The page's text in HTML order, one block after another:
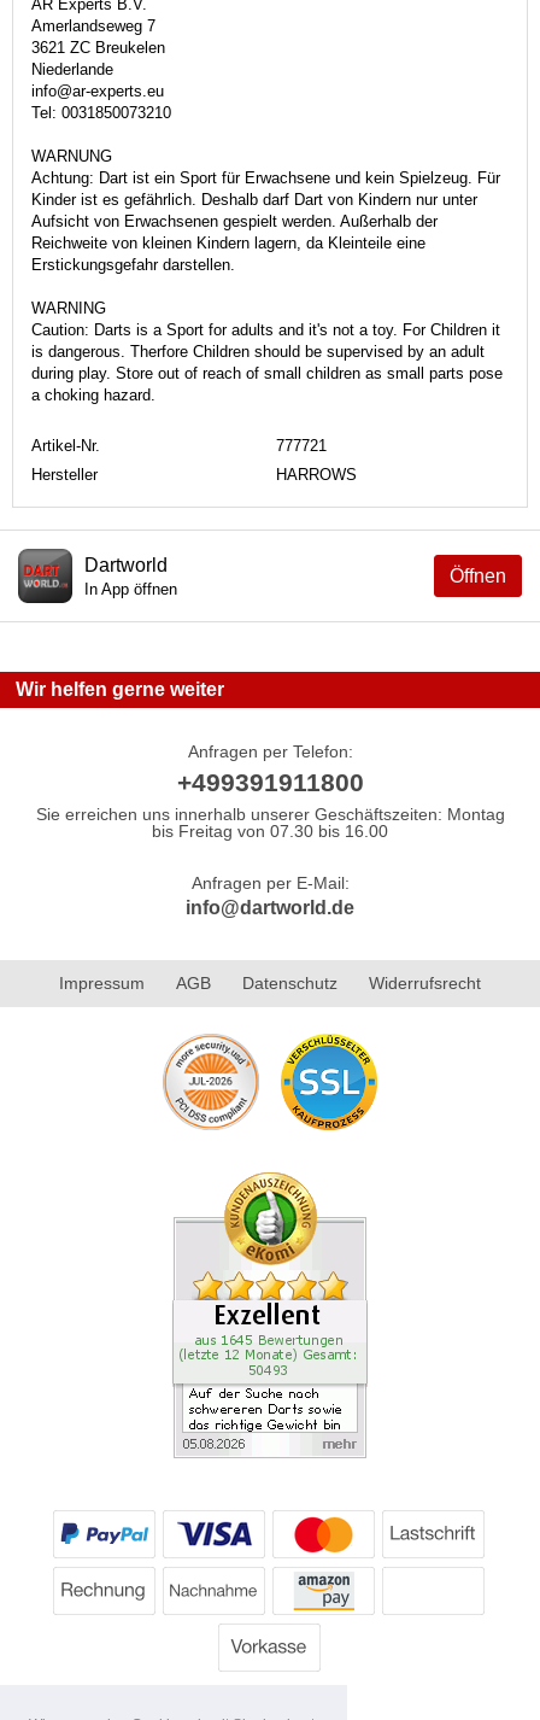
AR Experts B.V.
Amerlandseweg 7
3621 ZC Breukelen
Niederlande
info@ar-experts.eu
Tel: 0031850073210
WARNUNG
Achtung: Dart ist ein Sport für Erwachsene und kein Spielzeug. Für
Kinder ist es gefährlich. Deshalb darf Dart von Kindern nur unter
Aufsicht von Erwachsenen gespielt werden. Außerhalb der
Reichweite von kleinen Kindern lagern, da Kleinteile eine
Erstickungsgefahr darstellen.
WARNING
Caution: Darts is a Sport for adults and it's not a toy. For Children it
is dangerous. Therfore Children should be supervised by an adult
during play. Store out of reach of small children as small parts pose
a choking hazard.
Artikel-Nr.
777721
Hersteller
HARROWS
Öffnen
Dartworld
In App öffnen
Wir helfen gerne weiter
Anfragen per Telefon:
+499391911800
Sie erreichen uns innerhalb unserer Geschäftszeiten: Montag
bis Freitag von 07.30 bis 16.00
Anfragen per E-Mail:
info@dartworld.de
Impressum AGB Datenschutz Widerrufsrecht